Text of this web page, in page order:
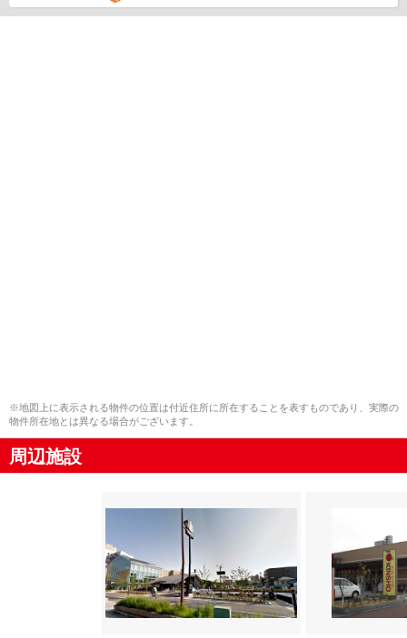
※地図上に表示される物件の位置は付近住所に所在することを表すものであり、実際の
物件所在地とは異なる場合がございます。
周辺施設